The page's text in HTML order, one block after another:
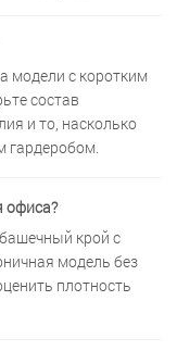
модели с коротким
состав
и то, насколько
гардеробом.
офиса?
крой с
модель без
плотность